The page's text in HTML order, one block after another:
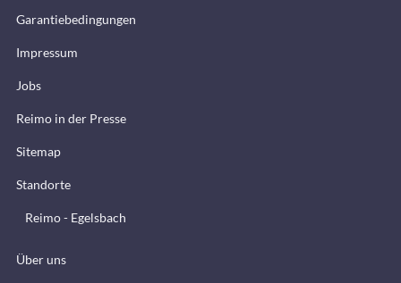
Garantiebedingungen
Impressum
Jobs
Reimo in der Presse
Sitemap
Standorte
Reimo - Egelsbach
Über uns